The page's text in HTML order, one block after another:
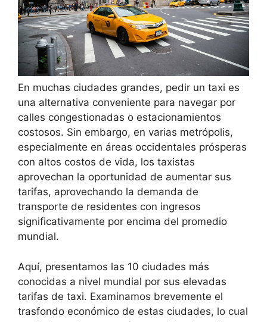
En muchas ciudades grandes, pedir un taxi es
una alternativa conveniente para navegar por
calles congestionadas o estacionamientos
costosos. Sin embargo, en varias metrópolis,
especialmente en áreas occidentales prósperas
con altos costos de vida, los taxistas
aprovechan la oportunidad de aumentar sus
tarifas, aprovechando la demanda de
transporte de residentes con ingresos
significativamente por encima del promedio
mundial.
Aquí, presentamos las 10 ciudades más
conocidas a nivel mundial por sus elevadas
tarifas de taxi. Examinamos brevemente el
trasfondo económico de estas ciudades, lo cual